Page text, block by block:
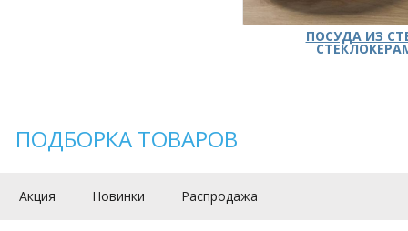
ПОСУДА ИЗ
ПОДБОРКА ТОВАРОВ
Акция Новинки Распродажа